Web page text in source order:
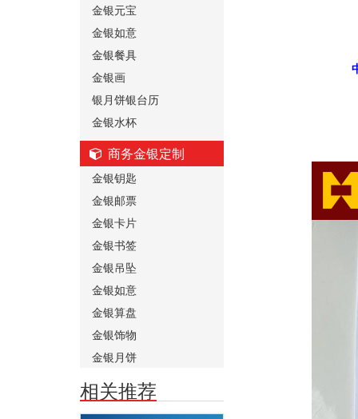
金银元宝
金银如意
金银餐具
金银画
银月饼银台历
金银水杯
商务金银定制
金银钥匙
金银邮票
金银卡片
金银书签
金银吊坠
金银如意
金银算盘
金银饰物
金银月饼
相关推荐